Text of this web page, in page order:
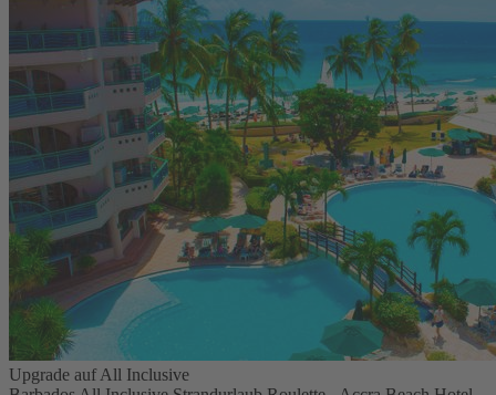
Upgrade auf All Inclusive